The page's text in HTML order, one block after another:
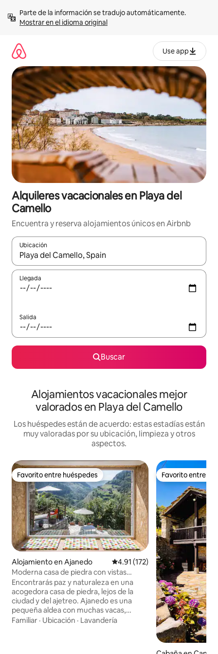
contenidoMostrar en el idioma original
Use app
Alquileres vacacionales en Playa del
Camello
Encuentra y reserva alojamientos únicos en Airbnb
Ubicación
Cuando los resultados estén disponibles, navega con las
Llegada
Salida
Buscar
Alojamientos vacacionales mejor
valorados en Playa del Camello
Los huéspedes están de acuerdo: estas estadías están
muy valoradas por su ubicación, limpieza y otros
aspectos.
Favorito entre huéspedes
Favorito entre huéspedes
Alojamiento en Ajanedo Calificación promedio: 4.91 de
4.91 (172)
Moderna casa de piedra con vistas
panorámicas y wifi
Encontrarás paz y naturaleza en una
acogedora casa de piedra, lejos de la
ciudad y del ajetreo. Ajanedo es una
pequeña aldea con muchas vacas,
ovejas, cabras, gatos, perros y unos 30
Familiar · Ubicación · Lavandería
Favorito entre
Favorito entre